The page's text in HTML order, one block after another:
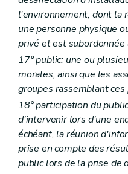
Art. R 6
Art. R 8
Art. R 9
Art. R 10
Art. R 11
Art. R 12
Art. R 13
Art. R 14
Art. R 15
Art. R 16
Partie III Information et
Titre premier Accès
Chapitre
l'environnement, dont la
une personne physique
privé et est
17° public: une ou
morales, ainsi que les
groupes rassemblant ces
18° participation du
d'intervenir lors d'une
échéant, la réunion
prise en compte des
public lors de la prise de